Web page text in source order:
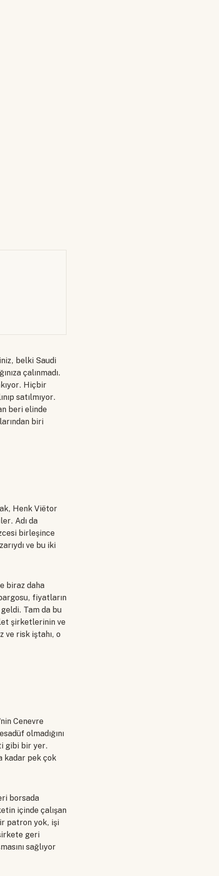
belki Saudi
çalınmadı.
Hiçbir
satılmıyor.
beri elinde
biri
Henk Viëtor
Adı da
birleşince
ve bu iki
biraz daha
fiyatların
Tam da bu
şirketlerinin ve
ve risk iştahı, o
Cenevre
olmadığını
gibi bir yer.
kadar pek çok
borsada
içinde çalışan
patron yok, işi
geri
sağlıyor